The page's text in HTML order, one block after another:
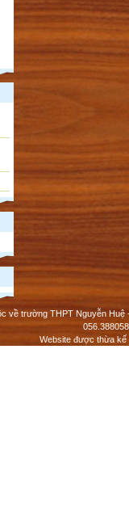
về trường THPT Nguyễn
Website được thừa